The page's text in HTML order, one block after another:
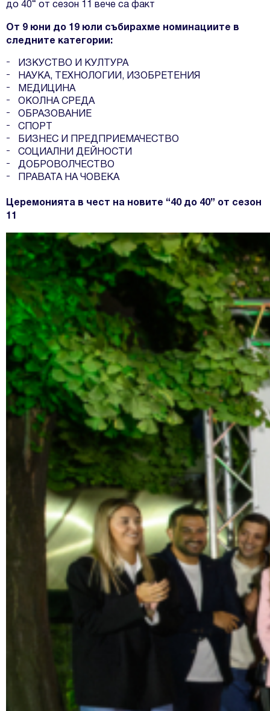
до 40“ от сезон 11 вече са факт
Oт 9 юни до 19 юли събирахме номинациите в
следните категории:
ИЗКУСТВО И КУЛТУРА
НАУКА, ТЕХНОЛОГИИ, ИЗОБРЕТЕНИЯ
МЕДИЦИНА
ОКОЛНА СРЕДА
ОБРАЗОВАНИЕ
СПОРТ
БИЗНЕС И ПРЕДПРИЕМАЧЕСТВО
СОЦИАЛНИ ДЕЙНОСТИ
ДОБРОВОЛЧЕСТВО
ПРАВАТА НА ЧОВЕКА
Церемонията в чест на новите “40 до 40” oт сезон
11